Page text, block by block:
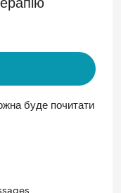
буде почитати